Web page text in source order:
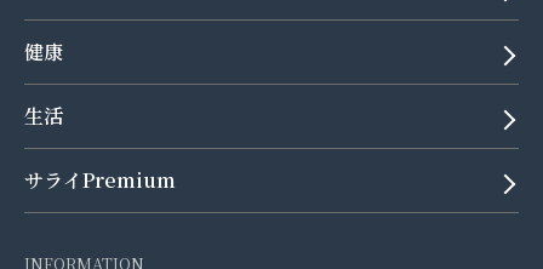
健康
生活
サライPremium
INFORMATION